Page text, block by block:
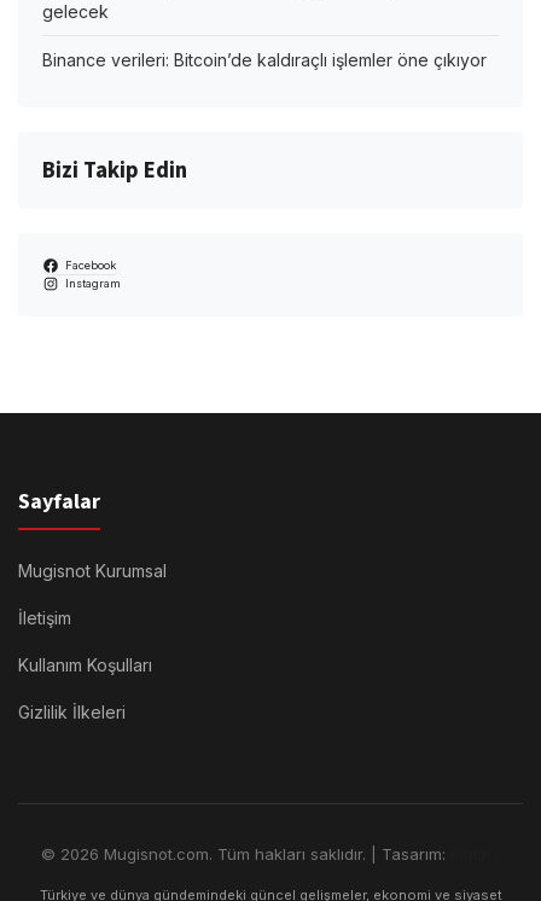
gelecek
Binance verileri: Bitcoin’de kaldıraçlı işlemler öne çıkıyor
Bizi Takip Edin
Facebook
Instagram
Sayfalar
Mugisnot Kurumsal
İletişim
Kullanım Koşulları
Gizlilik İlkeleri
© 2026 Mugisnot.com. Tüm hakları saklıdır. | Tasarım:
Türkiye ve dünya gündemindeki güncel gelişmeler, ekonomi ve siyaset